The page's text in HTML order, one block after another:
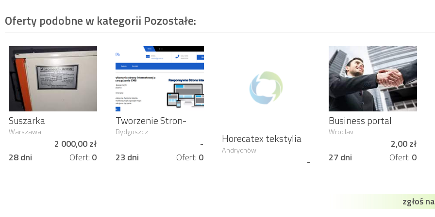
Oferty podobne w kategorii Pozostałe:
Suszarka
przemyslowa do
Warszawa
2 000,00 zł
28 dni
Ofert: 0
Tworzenie Stron-
Projektowanie WWW
Bydgoszcz
-
23 dni
Ofert: 0
Horecatex tekstylia
hotelowe i
Andrychów
-
Business portal
intended for foreign
investments and
connecting domestic
companies and
Wroclav
2,00 zł
27 dni
Ofert: 0
zgłoś